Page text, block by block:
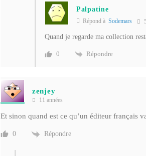
Palpatine
Répond à Sodemars
Quand je regarde ma collection
0 Répondre
zenjey
11 années
Et sinon quand est ce qu’un éditeur français
0 Répondre